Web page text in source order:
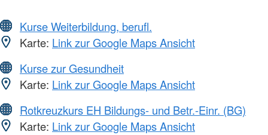
Kurse Weiterbildung, berufl.
Karte: Link zur Google Maps Ansicht
Kurse zur Gesundheit
Karte: Link zur Google Maps Ansicht
Rotkreuzkurs EH Bildungs- und Betr.-Einr. (BG)
Karte: Link zur Google Maps Ansicht